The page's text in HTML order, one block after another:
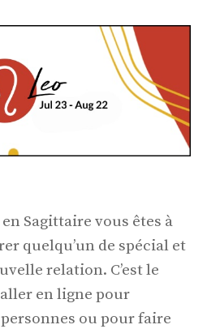
Sagittaire vous êtes à
quelqu’un de spécial et
relation. C’est le
en ligne pour
ou pour faire